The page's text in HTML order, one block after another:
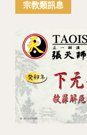
宗教類訊息